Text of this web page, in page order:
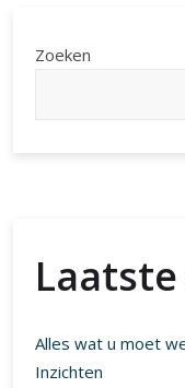
Zoeken
Alles wat u moet
Inzichten